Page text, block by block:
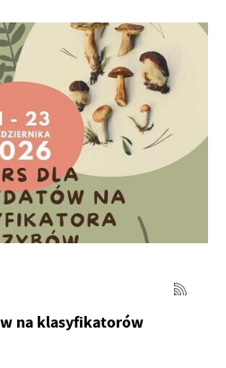
na klasyfikatorów